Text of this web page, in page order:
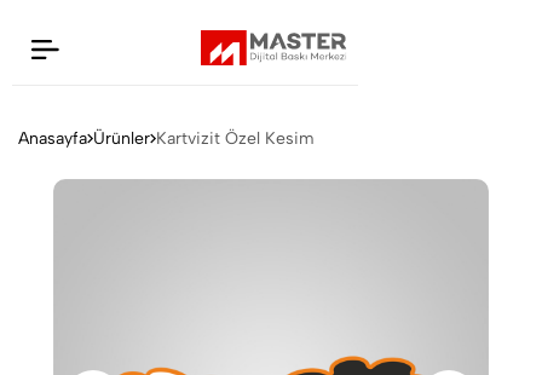
Anasayfa Ürünler Kartvizit Özel Kesim